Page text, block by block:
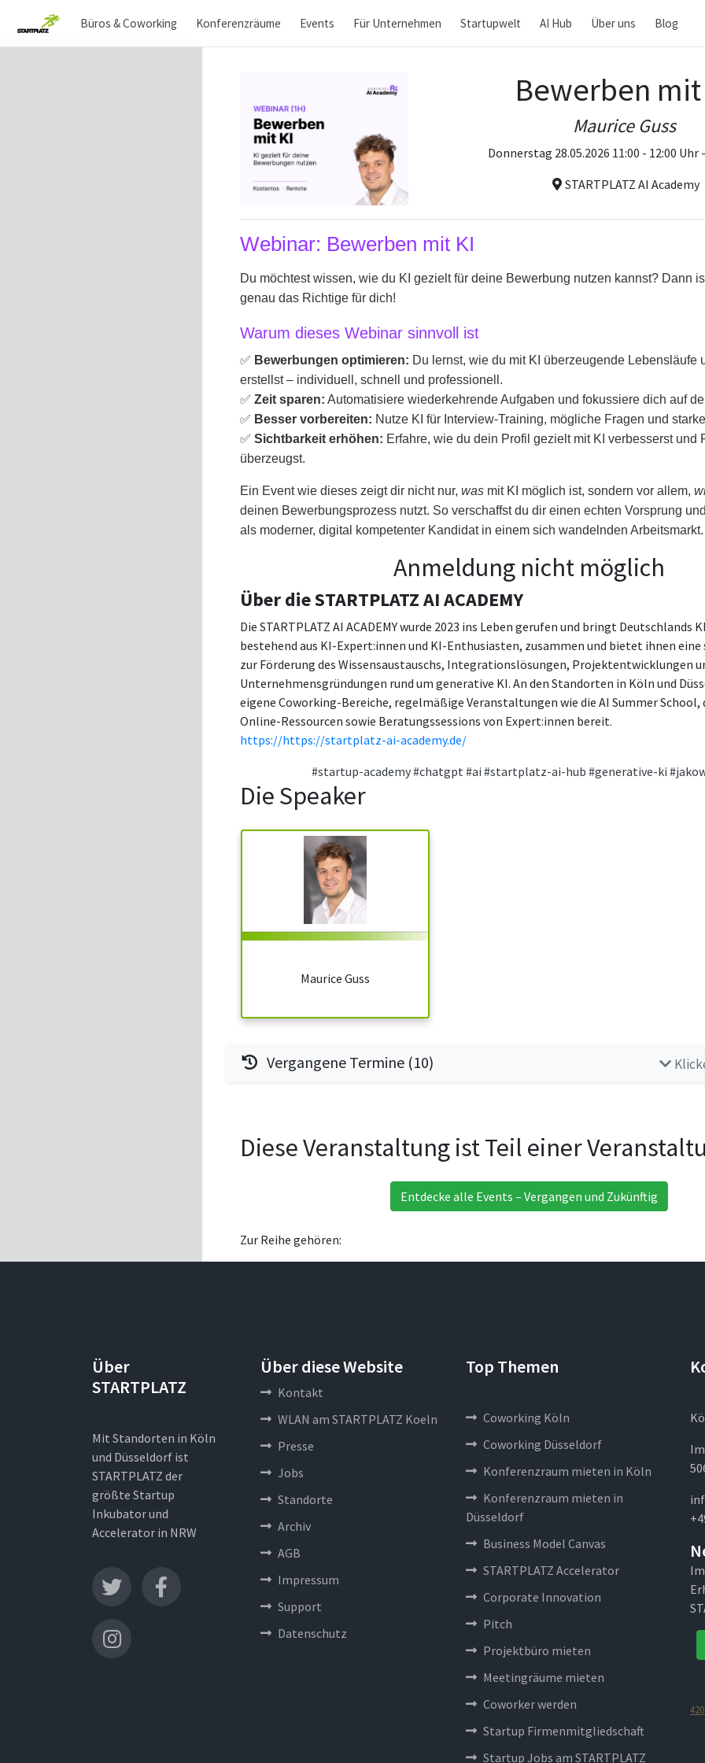
Büros & Coworking Konferenzräume Events Für Unternehmen Startupwelt AI Hub Über uns Blog
Bewerben mit
Maurice Guss
Donnerstag 28.05.2026 11:00 - 12:00 Uhr
STARTPLATZ AI Academy
Webinar: Bewerben mit KI
Du möchtest wissen, wie du KI gezielt für deine Bewerbung nutzen kannst? Dann
genau das Richtige für dich!
Warum dieses Webinar sinnvoll ist
✅ Bewerbungen optimieren: Du lernst, wie du mit KI überzeugende Lebensläufe
erstellst – individuell, schnell und professionell.
✅ Zeit sparen: Automatisiere wiederkehrende Aufgaben und fokussiere dich auf
✅ Besser vorbereiten: Nutze KI für Interview-Training, mögliche Fragen und
✅ Sichtbarkeit erhöhen: Erfahre, wie du dein Profil gezielt mit KI verbesserst und
überzeugst.
Ein Event wie dieses zeigt dir nicht nur, was mit KI möglich ist, sondern vor allem,
deinen Bewerbungsprozess nutzt. So verschaffst du dir einen echten Vorsprung
als moderner, digital kompetenter Kandidat in einem sich wandelnden Arbeitsmarkt.
Anmeldung nicht möglich
Über die STARTPLATZ AI ACADEMY
Die STARTPLATZ AI ACADEMY wurde 2023 ins Leben gerufen und bringt Deutschlands
bestehend aus KI-Expert:innen und KI-Enthusiasten, zusammen und bietet ihnen
zur Förderung des Wissensaustauschs, Integrationslösungen, Projektentwicklungen
Unternehmensgründungen rund um generative KI. An den Standorten in Köln und
eigene Coworking-Bereiche, regelmäßige Veranstaltungen wie die AI Summer School,
Online-Ressourcen sowie Beratungssessions von Expert:innen bereit.
https://https://startplatz-ai-academy.de/
#startup-academy#chatgpt #ai #startplatz-ai-hub #generative-ki
Die Speaker
Maurice Guss
Vergangene Termine (10)
Diese Veranstaltung ist Teil einer
Entdecke alle Events – Vergangen und Zukünftig
Zur Reihe gehören:
Über
STARTPLATZ
Mit Standorten in Köln
und Düsseldorf ist
STARTPLATZ der
größte Startup
Inkubator und
Accelerator in NRW
Über diese Website
Kontakt
WLAN am STARTPLATZ Koeln
Presse
Jobs
Standorte
Archiv
AGB
Impressum
Support
Datenschutz
Top Themen
Coworking Köln
Coworking Düsseldorf
Konferenzraum mieten in Köln
Konferenzraum mieten in
Düsseldorf
Business Model Canvas
STARTPLATZ Accelerator
Corporate Innovation
Pitch
Projektbüro mieten
Meetingräume mieten
Coworker werden
Startup Firmenmitgliedschaft
Startup Jobs am STARTPLATZ
420